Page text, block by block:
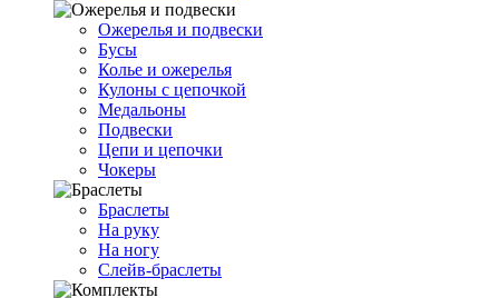
Ожерелья и подвески
Бусы
Колье и ожерелья
Кулоны с цепочкой
Медальоны
Подвески
Цепи и цепочки
Чокеры
Браслеты
На руку
На ногу
Слейв-браслеты